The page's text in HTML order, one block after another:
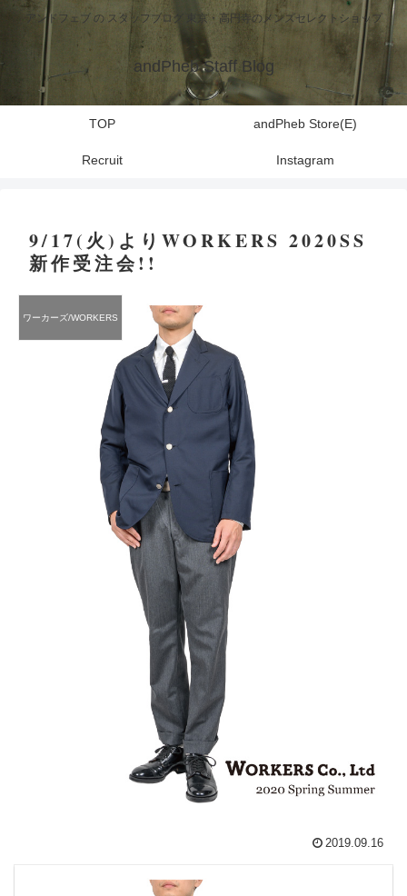
アンドフェブ の スタッフブログ 東京・高円寺のメンズセレクトショップ
andPheb Staff Blog
TOP andPheb Store(E)
Recruit Instagram
9/17(火)よりWORKERS​ 2020SS
新作受注会!!
ワーカーズ/WORKERS
2019.09.16